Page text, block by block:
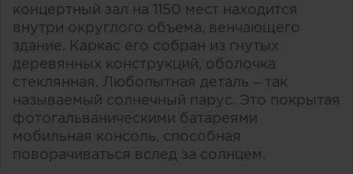
концертный зал на 1150 мест находится
внутри округлого объема, венчающего
здание. Каркас его собран из гнутых
деревянных конструкций, оболочка
стеклянная. Любопытная деталь – так
называемый солнечный парус. Это покрытая
фотогальваническими батареями
мобильная консоль, способная
поворачиваться вслед за солнцем.